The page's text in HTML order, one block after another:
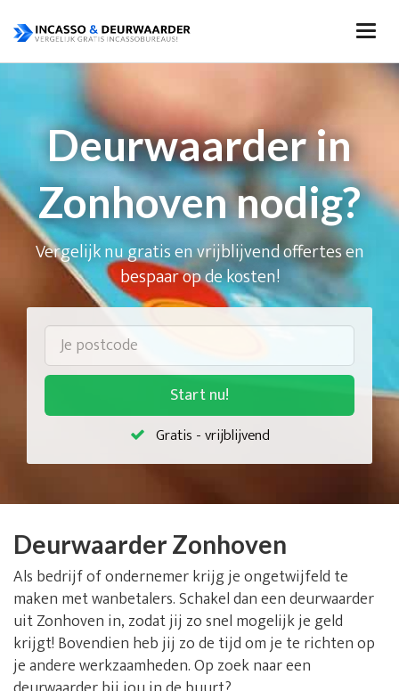
Deurwaarder in
Zonhoven nodig?
Vergelijk nu gratis en vrijblijvend offertes en
bespaar op de kosten!
Start nu!
Gratis - vrijblijvend
Deurwaarder Zonhoven
Als bedrijf of ondernemer krijg je ongetwijfeld te
maken met wanbetalers. Schakel dan een deurwaarder
uit Zonhoven in, zodat jij zo snel mogelijk je geld
krijgt! Bovendien heb jij zo de tijd om je te richten op
je andere werkzaamheden. Op zoek naar een